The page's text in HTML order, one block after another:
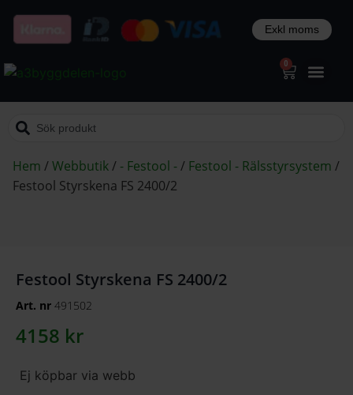
0
Hem /Webbutik/ - Festool -/ Festool - Rälsstyrsystem /
Festool Styrskena FS 2400/2
Festool Styrskena FS 2400/2
Art. nr 491502
4158 kr
Ej köpbar via webb